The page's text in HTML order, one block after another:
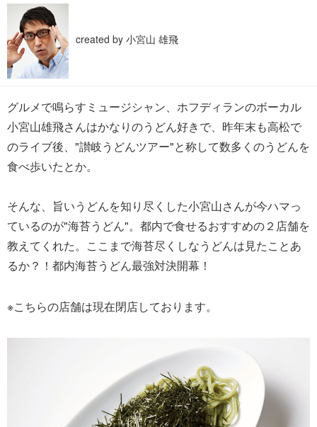
created by 小宮山 雄飛
グルメで鳴らすミュージシャン、ホフディランのボーカル
小宮山雄飛さんはかなりのうどん好きで、昨年末も高松で
のライブ後、"讃岐うどんツアー"と称して数多くのうどんを
食べ歩いたとか。
そんな、旨いうどんを知り尽くした小宮山さんが今ハマっ
ているのが"海苔うどん"。都内で食せるおすすめの２店舗を
教えてくれた。ここまで海苔尽くしなうどんは見たことあ
るか？！都内海苔うどん最強対決開幕！
※こちらの店舗は現在閉店しております。